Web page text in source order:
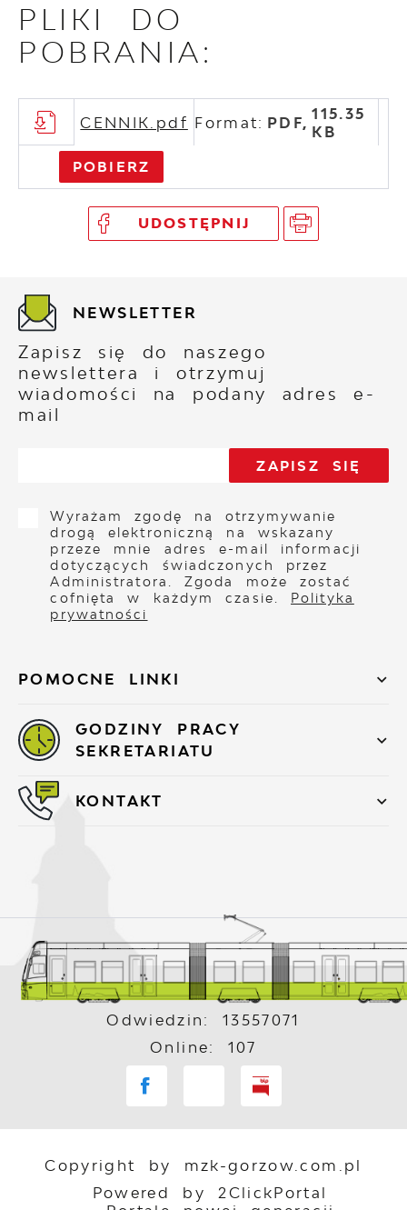
PLIKI DO
POBRANIA:
CENNIK.pdf Format: PDF, 115.35
KB
POBIERZ
UDOSTĘPNIJ
POMOCNE LINKI
NEWSLETTER
Zapisz się do naszego
newslettera i otrzymuj
wiadomości na podany adres e-
mail
Wyrażam zgodę na otrzymywanie
drogą elektroniczną na wskazany
przeze mnie adres e-mail informacji
dotyczących świadczonych przez
Administratora. Zgoda może zostać
cofnięta w każdym czasie. Polityka
prywatności
GODZINY PRACY
SEKRETARIATU
KONTAKT
Odwiedzin: 13557071
Online: 107
Copyright by mzk-gorzow.com.pl
Powered by2ClickPortal